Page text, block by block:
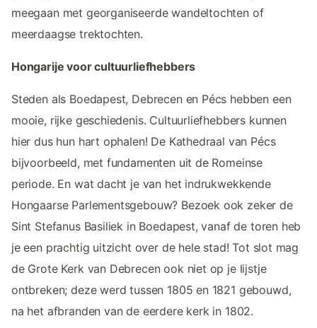
meegaan met georganiseerde wandeltochten of
meerdaagse trektochten.
Hongarije voor cultuurliefhebbers
Steden als Boedapest, Debrecen en Pécs hebben een
mooie, rijke geschiedenis. Cultuurliefhebbers kunnen
hier dus hun hart ophalen! De Kathedraal van Pécs
bijvoorbeeld, met fundamenten uit de Romeinse
periode. En wat dacht je van het indrukwekkende
Hongaarse Parlementsgebouw? Bezoek ook zeker de
Sint Stefanus Basiliek in Boedapest, vanaf de toren heb
je een prachtig uitzicht over de hele stad! Tot slot mag
de Grote Kerk van Debrecen ook niet op je lijstje
ontbreken; deze werd tussen 1805 en 1821 gebouwd,
na het afbranden van de eerdere kerk in 1802.